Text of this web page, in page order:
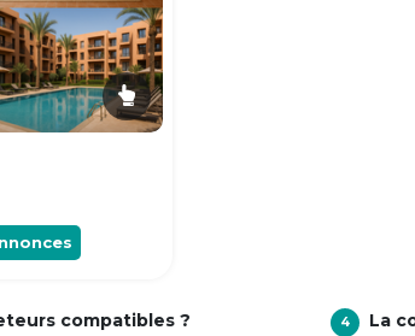
compatibles ?
4
La